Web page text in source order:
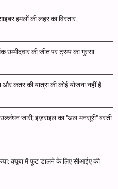
हमलों की लहर का विस्तार
उम्मीदवार की जीत पर ट्रम्प का गुस्सा
और कतर की यात्रा की कोई योजना नहीं है
उल्लंघन जारी; इज़राइल का "अल-मनसूरी" बस्ती
क्यूबा में फूट डालने के लिए सीआईए की